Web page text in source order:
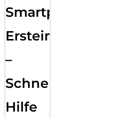
Smartphone
Ersteinrichtung
–
Schnelle
Hilfe